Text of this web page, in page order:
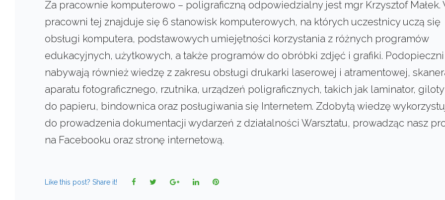
Za pracownie komputerowo – poligraficzną odpowiedzialny jest mgr Krzysztof Małek.
pracowni tej znajduje się 6 stanowisk komputerowych, na których uczestnicy uczą się
obsługi komputera, podstawowych umiejętności korzystania z różnych programów
edukacyjnych, użytkowych, a także programów do obróbki zdjęć i grafiki. Podopieczni
nabywają również wiedzę z zakresu obsługi drukarki laserowej i atramentowej,
aparatu fotograficznego, rzutnika, urządzeń poligraficznych, takich jak laminator,
do papieru, bindownica oraz posługiwania się Internetem. Zdobytą wiedzę
do prowadzenia dokumentacji wydarzeń z działalności Warsztatu, prowadząc nasz
na Facebooku oraz stronę internetową.
Like this post? Share it! FacebookTwitterGoogle+LinkedInPinterest